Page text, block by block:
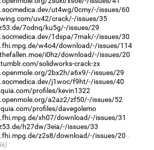
ut4wg/0cmy/-/issues/60
uv42/crack/-/issues/35
7odnq/ku5g/-/issues/29
1dspa/7mak/-/issues/30
w4o4/download/-/issues/114
i0hz/download/-/issues/20
solidworks-crack-zx
2bx2h/a6x9/-/issues/29
j1woc/f9ht/-/issues/40
profiles/kevin1322
a2az2/zf50/-/issues/52
profiles/davegolemo
xh07/download/-/issues/31
h27dw/3eia/-/issues/33
z2s8/download/-/issues/20